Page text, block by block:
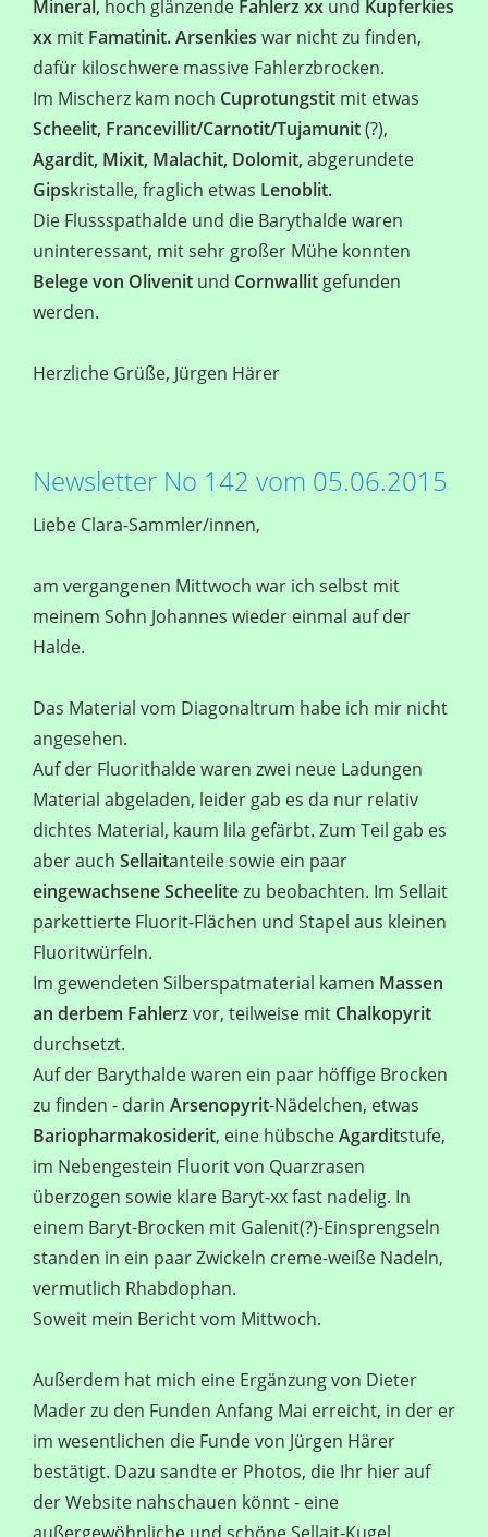
Mineral, hoch glänzende Fahlerz xx und Kupferkies
xx mit Famatinit.Arsenkies war nicht zu finden,
dafür kiloschwere massive Fahlerzbrocken.
Im Mischerz kam noch Cuprotungstit mit etwas
Scheelit, Francevillit/Carnotit/Tujamunit(?),
Agardit, Mixit, Malachit, Dolomit, abgerundete
Gipskristalle, fraglich etwas Lenoblit.
Die Flussspathalde und die Barythalde waren
uninteressant, mit sehr großer Mühe konnten
Belege von Olivenit und Cornwallit gefunden
werden.
Herzliche Grüße, Jürgen Härer
Newsletter No 142 vom 05.06.2015
Liebe Clara-Sammler/innen,
am vergangenen Mittwoch war ich selbst mit
meinem Sohn Johannes wieder einmal auf der
Halde.
Das Material vom Diagonaltrum habe ich mir nicht
angesehen.
Auf der Fluorithalde waren zwei neue Ladungen
Material abgeladen, leider gab es da nur relativ
dichtes Material, kaum lila gefärbt. Zum Teil gab es
aber auch Sellaitanteile sowie ein paar
eingewachsene Scheelitezu beobachten. Im Sellait
parkettierte Fluorit-Flächen und Stapel aus kleinen
Fluoritwürfeln.
Im gewendeten Silberspatmaterial kamen Massen
an derbem Fahlerz vor, teilweise mit Chalkopyrit
durchsetzt.
Auf der Barythalde waren ein paar höffige Brocken
zu finden - darin Arsenopyrit-Nädelchen, etwas
Bariopharmakosiderit, eine hübscheAgarditstufe,
im Nebengestein Fluorit von Quarzrasen
überzogen sowie klare Baryt-xx fast nadelig. In
einem Baryt-Brocken mit Galenit(?)-Einsprengseln
standen in ein paar Zwickeln creme-weiße Nadeln,
vermutlich Rhabdophan.
Soweit mein Bericht vom Mittwoch.
Außerdem hat mich eine Ergänzung von Dieter
Mader zu den Funden Anfang Mai erreicht, in der er
im wesentlichen die Funde von Jürgen Härer
bestätigt. Dazu sandte er Photos, die Ihr hier auf
der Website nahschauen könnt - eine